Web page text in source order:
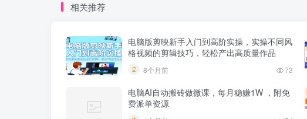
相关推荐
电脑版剪映新手入门到高阶实操，实操不同风
格视频的剪辑技巧，轻松产出高质量作品
8个月前 73
电脑AI自动搬砖做微课，每月稳赚1W ，附免
费派单资源